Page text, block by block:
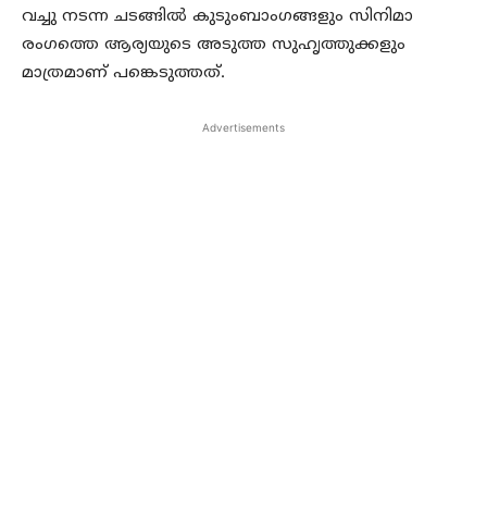
വച്ചു നടന്ന ചടങ്ങിൽ കുടുംബാംഗങ്ങളും സിനിമാ
രംഗത്തെ ആര്യയുടെ അടുത്ത സുഹൃത്തുക്കളും
മാത്രമാണ് പങ്കെടുത്തത്.
Advertisements